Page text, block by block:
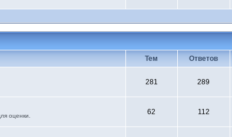
Тем Ответов
281 289
оценки. 62 112